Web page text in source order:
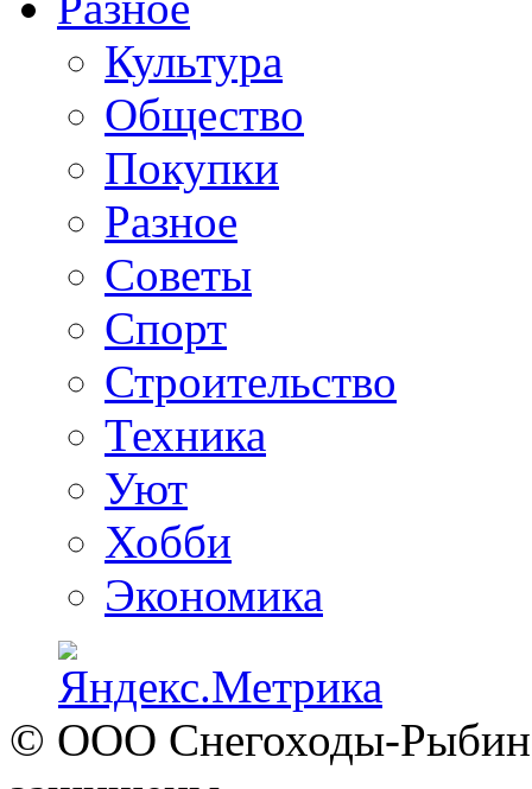
Культура
Общество
Покупки
Разное
Советы
Спорт
Строительство
Техника
Уют
Хобби
Экономика
© ООО Снегоходы-